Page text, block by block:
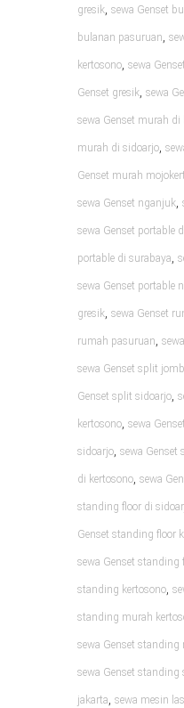
gresik, sewa Genset
bulanan pasuruan,
kertosono, sewa
Genset gresik, sewa
sewa Genset murah di
murah di sidoarjo,
Genset murah
sewa Genset nganjuk,
sewa Genset portable
portable di surabaya,
sewa Genset portable
gresik, sewa Genset
rumah pasuruan,
sewa Genset split
Genset split sidoarjo,
kertosono, sewa
sidoarjo, sewa Genset
di kertosono, sewa
standing floor di
Genset standing floor
sewa Genset standing
standing kertosono,
standing murah
sewa Genset standing
sewa Genset standing
jakarta, sewa mesin